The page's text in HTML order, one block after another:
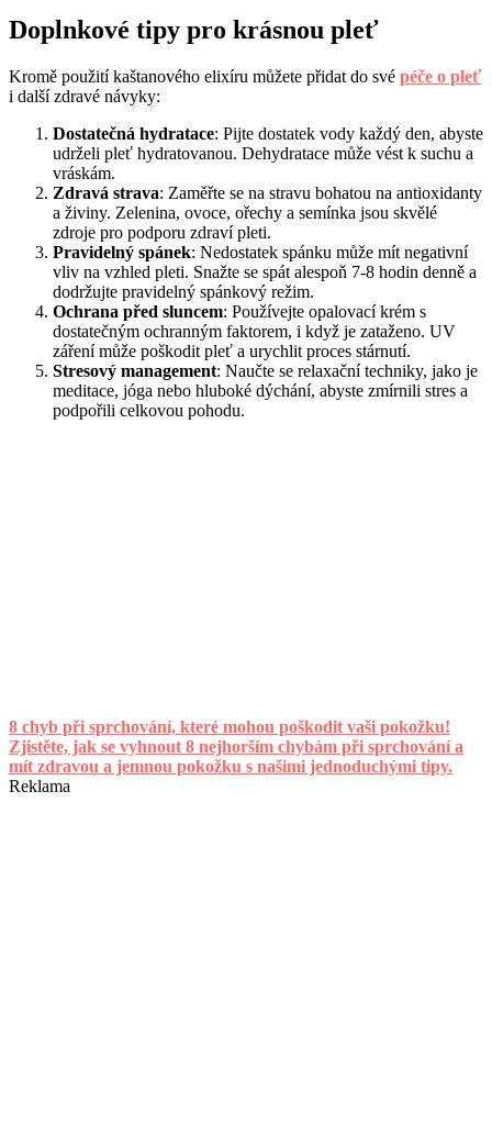
Doplnkové tipy pro krásnou pleť
Kromě použití kaštanového elixíru můžete přidat do své péče o pleť
i další zdravé návyky:
Dostatečná hydratace: Pijte dostatek vody každý den, abyste
udrželi pleť hydratovanou. Dehydratace může vést k suchu a
vráskám.
Zdravá strava: Zaměřte se na stravu bohatou na antioxidanty
a živiny. Zelenina, ovoce, ořechy a semínka jsou skvělé
zdroje pro podporu zdraví pleti.
Pravidelný spánek: Nedostatek spánku může mít negativní
vliv na vzhled pleti. Snažte se spát alespoň 7-8 hodin denně a
dodržujte pravidelný spánkový režim.
Ochrana před sluncem: Používejte opalovací krém s
dostatečným ochranným faktorem, i když je zataženo. UV
záření může poškodit pleť a urychlit proces stárnutí.
Stresový management: Naučte se relaxační techniky, jako je
meditace, jóga nebo hluboké dýchání, abyste zmírnili stres a
podpořili celkovou pohodu.
8 chyb při sprchování, které mohou poškodit vaši pokožku!
Zjistěte, jak se vyhnout 8 nejhorším chybám při sprchování a
mít zdravou a jemnou pokožku s našimi jednoduchými tipy.
Reklama